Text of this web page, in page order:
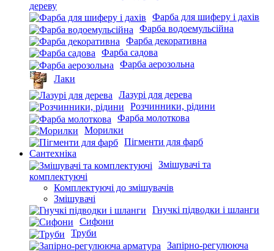
дереву
Фарба для шиферу і дахів
Фарба водоемульсійна
Фарба декоративна
Фарба садова
Фарба аерозольна
Лаки
Лазурі для дерева
Розчинники, рідини
Фарба молоткова
Морилки
Пігменти для фарб
Сантехніка
Змішувачі та
комплектуючі
Комплектуючі до змішувачів
Змішувачі
Гнучкі підводки і шланги
Сифони
Труби
Запірно-регулююча